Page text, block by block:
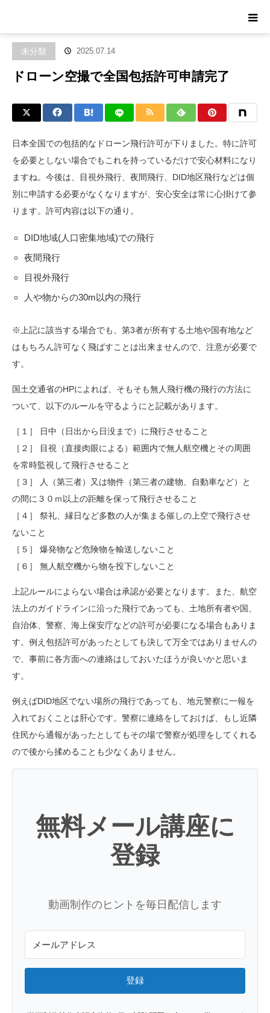
未分類 2025.07.14
ドローン空撮で全国包括許可申請完了
日本全国での包括的なドローン飛行許可が下りました。特に許可
を必要としない場合でもこれを持っているだけで安心材料になり
ますね。今後は、目視外飛行、夜間飛行、DID地区飛行などは個
別に申請する必要がなくなりますが、安心安全は常に心掛けて参
ります。許可内容は以下の通り。
DID地域(人口密集地域)での飛行
夜間飛行
目視外飛行
人や物からの30m以内の飛行
※上記に該当する場合でも、第3者が所有する土地や国有地など
はもちろん許可なく飛ばすことは出来ませんので、注意が必要で
す。
国土交通省のHPによれば、そもそも無人飛行機の飛行の方法に
ついて、以下のルールを守るようにと記載があります。
［１］ 日中（日出から日没まで）に飛行させること
［２］ 目視（直接肉眼による）範囲内で無人航空機とその周囲
を常時監視して飛行させること
［３］ 人（第三者）又は物件（第三者の建物、自動車など）と
の間に３０ｍ以上の距離を保って飛行させること
［４］ 祭礼、縁日など多数の人が集まる催しの上空で飛行させ
ないこと
［５］ 爆発物など危険物を輸送しないこと
［６］ 無人航空機から物を投下しないこと
上記ルールによらない場合は承認が必要となります。また、航空
法上のガイドラインに沿った飛行であっても、土地所有者や国、
自治体、警察、海上保安庁などの許可が必要になる場合もありま
す。例え包括許可があったとしても決して万全ではありませんの
で、事前に各方面への連絡はしておいたほうが良いかと思いま
す。
例えばDID地区でない場所の飛行であっても、地元警察に一報を
入れておくことは肝心です。警察に連絡をしておけば、もし近隣
住民から通報があったとしてもその場で警察が処理をしてくれる
ので後から揉めることも少なくありません。
無料メール講座に
登録
動画制作のヒントを毎日配信します
登録